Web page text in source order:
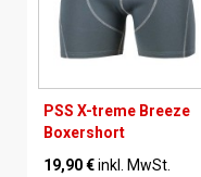
PSS X-treme Breeze
Boxershort
19,90 €inkl. MwSt.